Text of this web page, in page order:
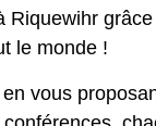
Riquewihr
le monde !
vous